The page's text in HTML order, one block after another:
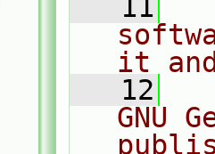
   11
it
   12
GNU